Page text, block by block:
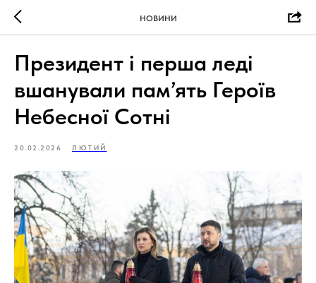
НОВИНИ
Президент і перша леді
вшанували пам’ять Героїв
Небесної Сотні
20.02.2026 ЛЮТИЙ